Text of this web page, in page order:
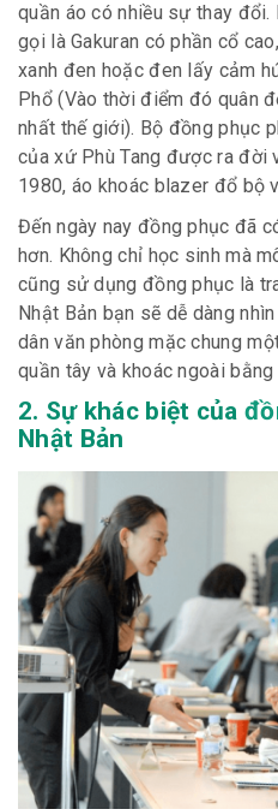
quần áo có nhiều sự thay
gọi là Gakuran có phần cổ
xanh đen hoặc đen lấy cảm
Phổ (Vào thời điểm đó quân
nhất thế giới). Bộ đồng phục
của xứ Phù Tang được ra đời
1980, áo khoác blazer đổ bộ
Đến ngày nay đồng phục đã
hơn. Không chỉ học sinh mà
cũng sử dụng đồng phục là
Nhật Bản bạn sẽ dễ dàng
dân văn phòng mặc chung
quần tây và khoác ngoài
2. Sự khác biệt của
Nhật Bản